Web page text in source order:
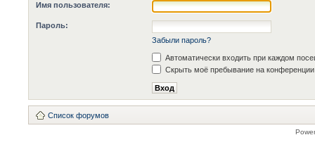
Имя пользователя:
Пароль:
Забыли пароль?
Автоматически входить при каждом
Скрыть моё пребывание на конференции
Список форумов